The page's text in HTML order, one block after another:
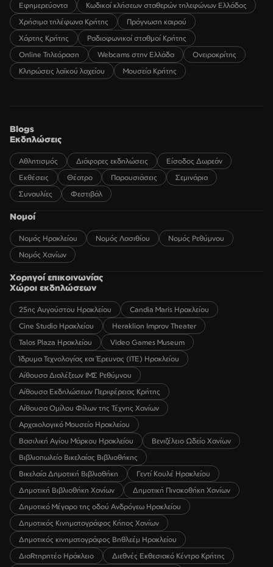
Εφημερεύοντα
Κωδικοί κλήσεων σταθερών τηλεφώνων Ελλάδος
Χρήσιμα τηλέφωνα Κρήτης
Πρόγνωση καιρού
Χάρτης Κρήτης
Ραδιοφωνικοί σταθμοί Κρήτης
Online Τηλεόραση
Webcams στην Ελλάδα
Ονειροκρίτης
Κληρώσεις λαϊκού λαχείου
Μουσεία Κρήτης
Blogs
Εκδηλώσεις
Αθλητισμός Διάφορες εκδηλώσεις
Είσοδος Δωρεάν
Εκθέσεις
Θέατρο Παρουσιάσεις
Σεμινάρια
Συναυλίες
Φεστιβάλ
Νομοί
Νομός Ηρακλείου Νομός Λασιθίου
Νομός Ρεθύμνου
Νομός Χανίων
Χορηγοί επικοινωνίας
Χώροι εκδηλώσεων
25ης Αυγούστου Ηρακλείου
Candia Maris Ηρακλείου
Cine Studio Ηρακλείου
Heraklion Improv Theater
Talos Plaza Ηρακλείου
Video Games Museum
Ίδρυμα Τεχνολογίας και Έρευνας (ΙΤΕ) Ηρακλείου
Αίθουσα Διαλέξεων ΙΜΣ Ρεθύμνου
Αίθουσα Εκδηλώσεων Περιφέρειας Κρήτης
Αίθουσα Ομίλου Φίλων της Τέχνης Χανίων
Αρχαιολογικό Μουσείο Ηρακλείου
Βασιλική Αγίου Μάρκου Ηρακλείου
Βενιζέλειο Ωδείο Χανίων
Βιβλιοπωλείο Βικελαίας Βιβλιοθήκης
Βικελαία Δημοτική Βιβλιοθήκη
Γεντί Κουλέ Ηρακλείου
Δημοτική Βιβλιοθήκη Χανίων
Δημοτική Πινακοθήκη Χανίων
Δημοτικό Μέγαρο της οδού Ανδρόγεω Ηρακλείου
Δημοτικός Κινηματογράφος Κήπος Χανίων
Δημοτικός κινηματογράφος Βηθλεέμ Ηρακλείου
ΔιαRτηρητέο Ηράκλειο
Διεθνές Εκθεσιακό Κέντρο Κρήτης